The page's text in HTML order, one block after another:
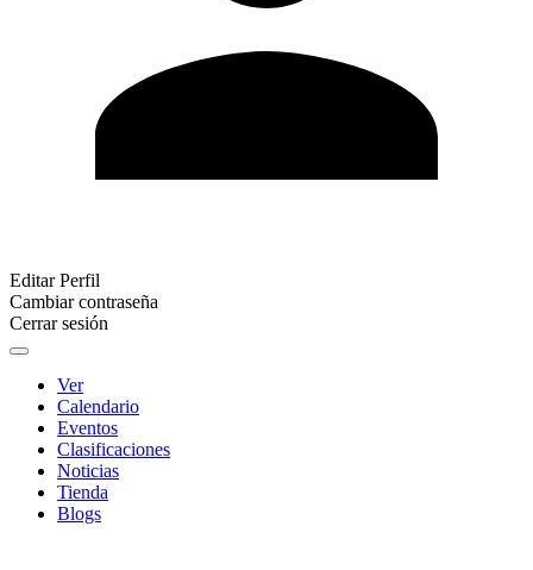
Editar Perfil
Cambiar contraseña
Cerrar sesión
Ver
Calendario
Eventos
Clasificaciones
Noticias
Tienda
Blogs